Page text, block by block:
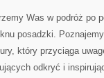
Was w​ podróż po
posadzki.
który przyciąga
odkryć⁢ i